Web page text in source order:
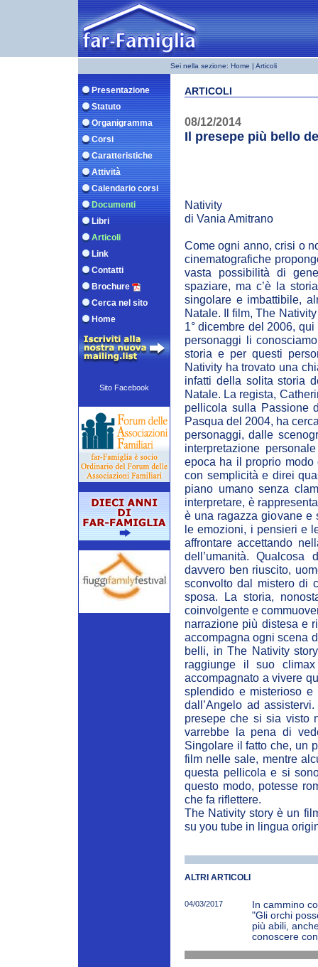
Sei nella sezione: Home | Articoli
Presentazione
Statuto
Organigramma
Corsi
Caratteristiche
Attività
Calendario corsi
Documenti
Libri
Articoli
Link
Contatti
Brochure
Cerca nel sito
Home
Sito Facebook
ARTICOLI
08/12/2014
Il presepe più bello
Nativity
di Vania Amitrano
Come ogni anno, crisi o
cinematografiche
vasta possibilità di
spaziare, ma c’è la
singolare e imbattibile,
Natale. Il film, The
1° dicembre del 2006,
personaggi li
storia e per questi
Nativity ha trovato una
infatti della solita storia
Natale. La regista,
pellicola sulla Passione
Pasqua del 2004, ha
personaggi, dalle
interpretazione
epoca ha il proprio
con semplicità e direi
piano umano senza
interpretare, è
è una ragazza giovane e
le emozioni, i pensieri e
affrontare accettando
dell’umanità.
davvero ben riuscito,
sconvolto dal mistero di
sposa. La storia,
coinvolgente e
narrazione più distesa e
accompagna ogni scena
belli, in The Nativity
raggiunge il suo
accompagnato a vivere
splendido e misterioso
dall’Angelo ad
presepe che si sia visto
varrebbe la pena di
Singolare il fatto che, un
film nelle sale, mentre
questa pellicola e si
questo modo, potesse
che fa riflettere.
The Nativity story è un
su you tube in lingua
ALTRI ARTICOLI
04/03/2017
In cammino
"Gli orchi
più abili,
conoscere